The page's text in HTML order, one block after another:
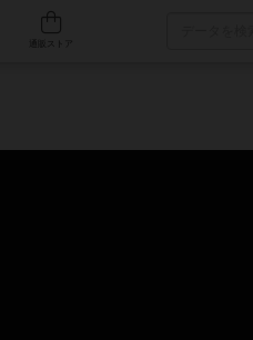
人気ボードゲーム